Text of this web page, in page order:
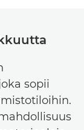
sopii